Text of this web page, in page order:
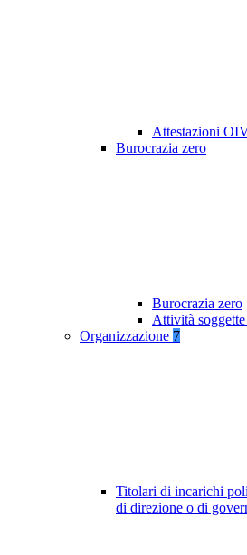
Attestazioni
Burocrazia zero
Burocrazia zero
Attività
Organizzazione 7
Titolari di incarichi
di direzione o di